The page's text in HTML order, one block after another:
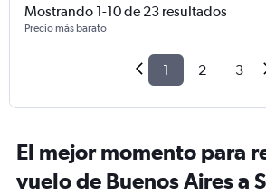
Mostrando 1-10 de 23 resultados
Precio más barato
1 2 3
El mejor momento para
vuelo de Buenos Aires a